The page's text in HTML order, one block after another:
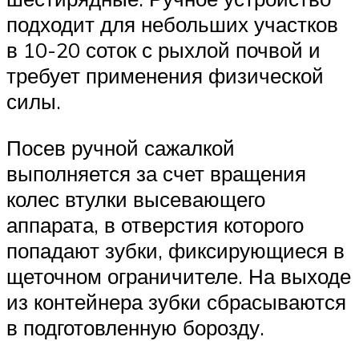
подходит для небольших участков
в 10-20 соток с рыхлой почвой и
требует применения физической
силы.
Посев ручной сажалкой
выполняется за счет вращения
колес втулки высевающего
аппарата, в отверстия которого
попадают зубки, фиксирующиеся в
щеточном ограничителе. На выходе
из контейнера зубки сбрасываются
в подготовленную борозду.